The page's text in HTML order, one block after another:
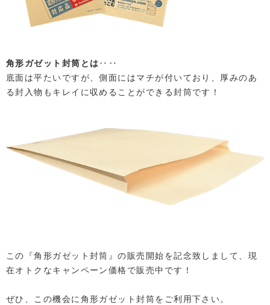
角形ガゼット封筒とは‥‥
底面は平たいですが、側面にはマチが付いており、厚みのあ
る封入物もキレイに収めることができる封筒です！
この『角形ガゼット封筒』の販売開始を記念致しまして、現
在オトクなキャンペーン価格で販売中です！
ぜひ、この機会に角形ガゼット封筒をご利用下さい。